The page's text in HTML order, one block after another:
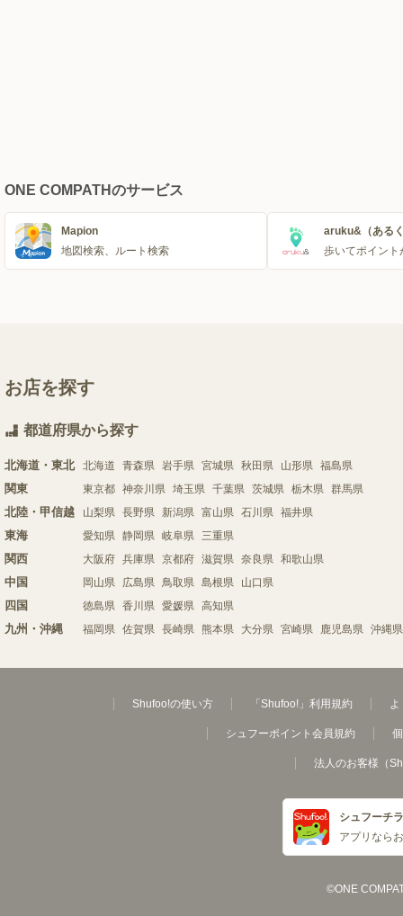
ONE COMPATHのサービス
Mapion
地図検索、ルート検索
aruku&（ある
歩いてポイント
お店を探す
都道府県から探す
北海道・東北 北海道 青森県 岩手県 宮城県 秋田県 山形県 福島県
関東 東京都 神奈川県 埼玉県 千葉県 茨城県 栃木県 群馬県
北陸・甲信越 山梨県 長野県 新潟県 富山県 石川県 福井県
東海 愛知県 静岡県 岐阜県 三重県
関西 大阪府 兵庫県 京都府 滋賀県 奈良県 和歌山県
中国 岡山県 広島県 鳥取県 島根県 山口県
四国 徳島県 香川県 愛媛県 高知県
九州・沖縄 福岡県 佐賀県 長崎県 熊本県 大分県 宮崎県 鹿児島県 沖縄県
Shufoo!の使い方 「Shufoo!」利用規約 よ
シュフーポイント会員規約
法人のお客様（
シュフーチ
アプリなら
©ONE